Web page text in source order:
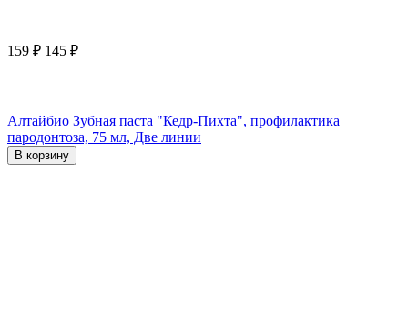
159 ₽ 145 ₽
Алтайбио Зубная паста "Кедр-Пихта", профилактика
пародонтоза, 75 мл, Две линии
В корзину